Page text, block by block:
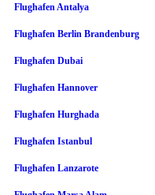
Flughafen Antalya
Flughafen Berlin Brandenburg
Flughafen Dubai
Flughafen Hannover
Flughafen Hurghada
Flughafen Istanbul
Flughafen Lanzarote